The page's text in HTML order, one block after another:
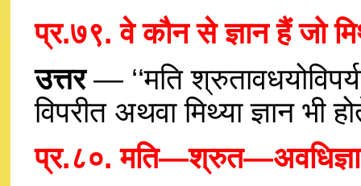
प्र.७९. वे कौन से ज्ञान हैं जो
उत्तर— ‘‘मति
विपरीत अथवा मिथ्या ज्ञान भी
प्र.८०.